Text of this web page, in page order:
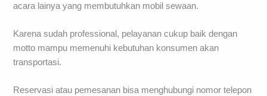
acara lainya yang membutuhkan mobil sewaan.
Karena sudah professional, pelayanan cukup baik dengan
motto mampu memenuhi kebutuhan konsumen akan
transportasi.
Reservasi atau pemesanan bisa menghubungi nomor telepon